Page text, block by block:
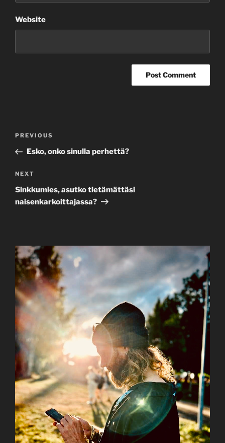
Website
Previous
Post
PREVIOUS
Esko, onko sinulla perhettä?
Next
Post
NEXT
Sinkkumies, asutko tietämättäsi
naisenkarkoittajassa?